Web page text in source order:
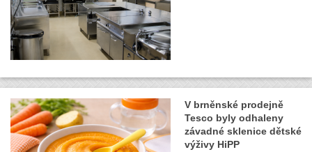
V brněnské prodejně
Tesco byly odhaleny
závadné sklenice dětské
výživy HiPP